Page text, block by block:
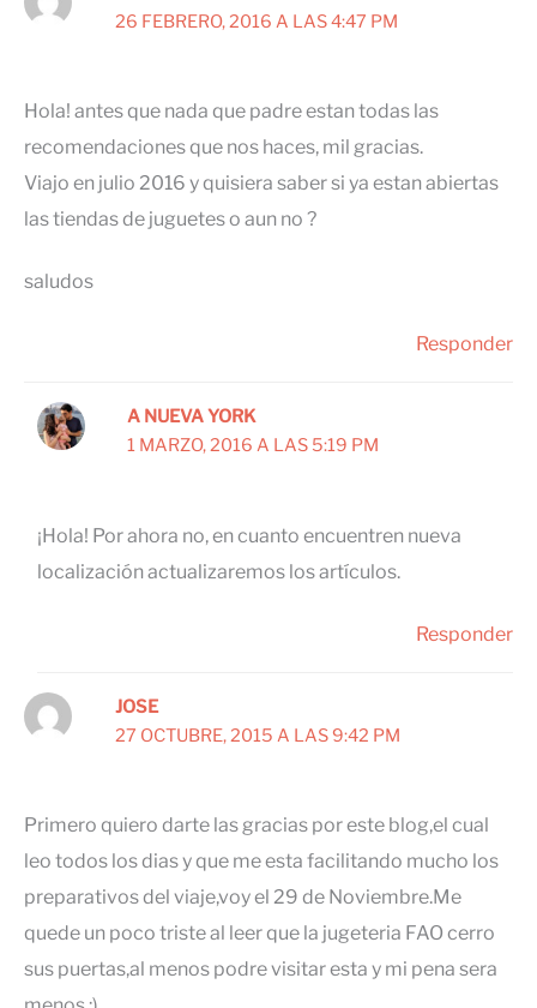
26 FEBRERO, 2016 A LAS 4:47 PM
Hola! antes que nada que padre estan todas las
recomendaciones que nos haces, mil gracias.
Viajo en julio 2016 y quisiera saber si ya estan abiertas
las tiendas de juguetes o aun no ?
saludos
Responder
A NUEVA YORK
1 MARZO, 2016 A LAS 5:19 PM
¡Hola! Por ahora no, en cuanto encuentren nueva
localización actualizaremos los artículos.
Responder
JOSE
27 OCTUBRE, 2015 A LAS 9:42 PM
Primero quiero darte las gracias por este blog,el cual
leo todos los dias y que me esta facilitando mucho los
preparativos del viaje,voy el 29 de Noviembre.Me
quede un poco triste al leer que la jugeteria FAO cerro
sus puertas,al menos podre visitar esta y mi pena sera